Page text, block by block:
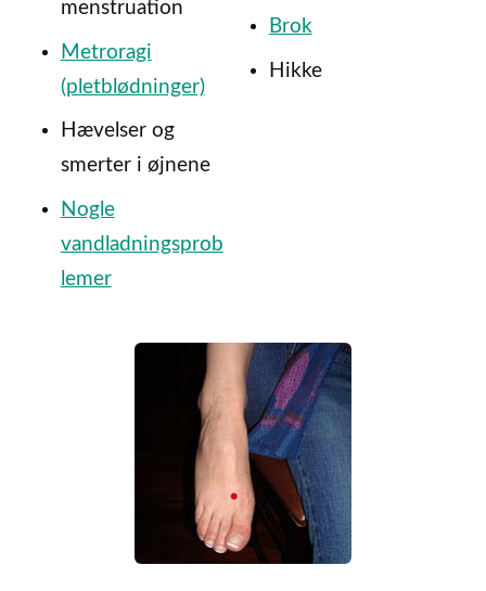
menstruation
Metroragi
(pletblødninger)
Hævelser og
smerter i øjnene
Nogle
vandladningsprob
lemer
Brok
Hikke